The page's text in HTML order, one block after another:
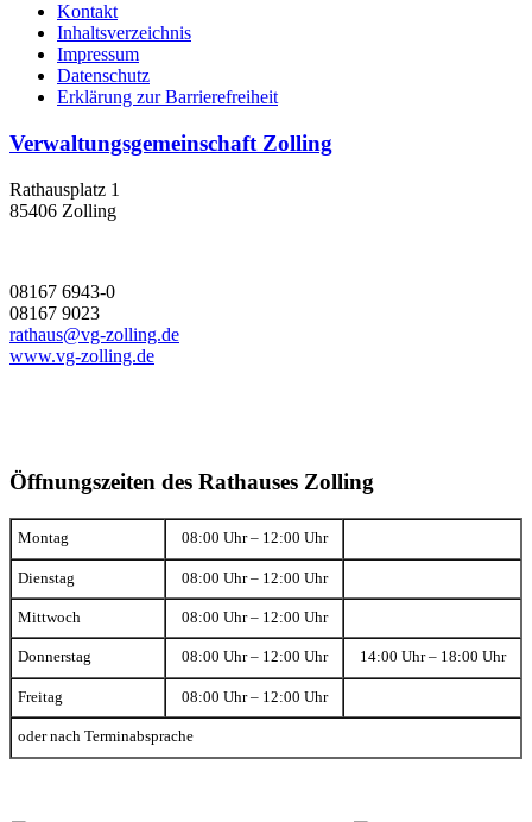
Kontakt
Inhaltsverzeichnis
Impressum
Datenschutz
Erklärung zur Barrierefreiheit
Verwaltungsgemeinschaft Zolling
Rathausplatz 1
85406 Zolling
08167 6943-0
08167 9023
rathaus@vg-zolling.de
www.vg-zolling.de
Öffnungszeiten des Rathauses Zolling
Montag 08:00 Uhr – 12:00 Uhr
Dienstag 08:00 Uhr – 12:00 Uhr
Mittwoch 08:00 Uhr – 12:00 Uhr
Donnerstag 08:00 Uhr – 12:00 Uhr 14:00 Uhr – 18:00 Uhr
Freitag 08:00 Uhr – 12:00 Uhr
oder nach Terminabsprache